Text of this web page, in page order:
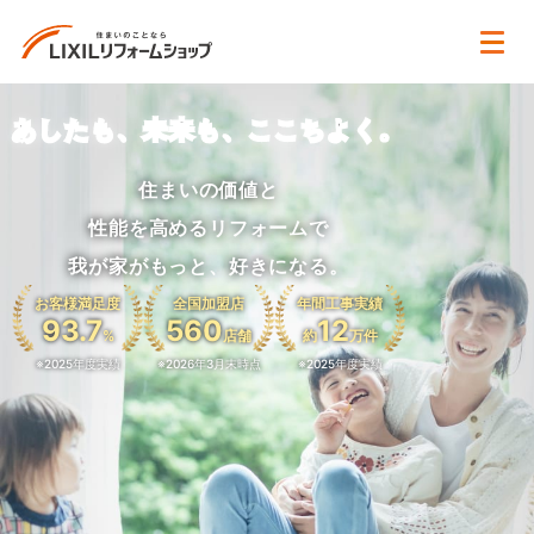
あしたも、未来も、ここちよく。
住まいの価値と
性能を高めるリフォームで
我が家がもっと、好きになる。
お客様満足度
93.7%
※2025年度実績
全国加盟店
560店舗
※2026年3月末時点
年間工事実績
約12万件
※2025年度実績